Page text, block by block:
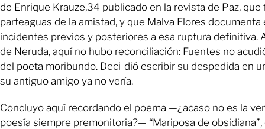
de Enrique Krauze,34 publicado en la revista de Paz, que
parteaguas de la amistad, y que Malva Flores documenta
incidentes previos y posteriores a esa ruptura definitiva.
de Neruda, aquí no hubo reconciliación: Fuentes no
del poeta moribundo. Deci-dió escribir su despedida en
su antiguo amigo ya no vería.
Concluyo aquí recordando el poema —¿acaso no es la
poesía siempre premonitoria?— “Mariposa de obsidiana”,